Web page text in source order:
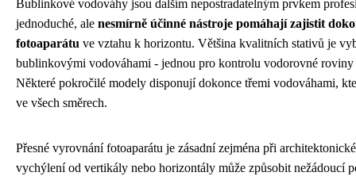
Bublinkové vodováhy jsou dalším nepostradatelným prvkem
jednoduché, ale nesmírně účinné nástroje pomáhají zajistit
fotoaparátu ve vztahu k horizontu. Většina kvalitních stativů je
bublinkovými vodováhami - jednou pro kontrolu vodorovné roviny
Některé pokročilé modely disponují dokonce třemi vodováhami,
ve všech směrech.
Přesné vyrovnání fotoaparátu je zásadní zejména při
vychýlení od vertikály nebo horizontály může způsobit nežádoucí